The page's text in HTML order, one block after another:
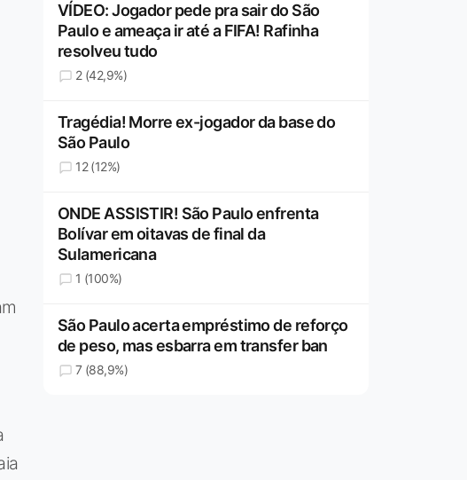
VÍDEO: Jogador pede pra sair do São
Paulo e ameaça ir até a FIFA! Rafinha
resolveu tudo
2 (42,9%)
Tragédia! Morre ex-jogador da base do
São Paulo
12 (12%)
ONDE ASSISTIR! São Paulo enfrenta
Bolívar em oitavas de final da
Sulamericana
1 (100%)
São Paulo acerta empréstimo de reforço
de peso, mas esbarra em transfer ban
7 (88,9%)